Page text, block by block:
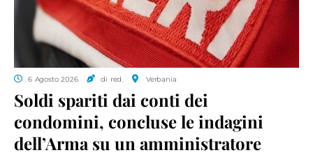
6 Agosto 2026 di red. Verbania
Soldi spariti dai conti dei
condomini, concluse le indagini
dell’Arma su un amministratore